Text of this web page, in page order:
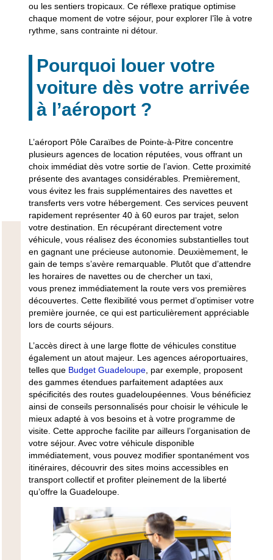
ou les sentiers tropicaux. Ce réflexe pratique optimise
chaque moment de votre séjour, pour explorer l’île à votre
rythme, sans contrainte ni détour.
Pourquoi louer votre
voiture dès votre arrivée
à l’aéroport ?
L’aéroport Pôle Caraïbes de Pointe-à-Pitre concentre
plusieurs agences de location réputées, vous offrant un
choix immédiat dès votre sortie de l’avion. Cette proximité
présente des avantages considérables. Premièrement,
vous évitez les frais supplémentaires des navettes et
transferts vers votre hébergement. Ces services peuvent
rapidement représenter 40 à 60 euros par trajet, selon
votre destination. En récupérant directement votre
véhicule, vous réalisez des économies substantielles tout
en gagnant une précieuse autonomie. Deuxièmement, le
gain de temps s’avère remarquable. Plutôt que d’attendre
les horaires de navettes ou de chercher un taxi,
vous prenez immédiatement la routevers vos premières
découvertes. Cette flexibilité vous permet d’optimiser votre
première journée, ce qui est particulièrement appréciable
lors de courts séjours.
L’accès direct à une large flotte de véhiculesconstitue
également un atout majeur. Les agences aéroportuaires,
telles que Budget Guadeloupe, par exemple, proposent
des gammes étendues parfaitement adaptées aux
spécificités des routes guadeloupéennes. Vous bénéficiez
ainsi de conseils personnalisés pour choisir le véhicule le
mieux adapté à vos besoins et à votre programme de
visite. Cette approche facilite par ailleurs l’organisation de
votre séjour. Avec votre véhicule disponible
immédiatement, vous pouvez modifier spontanément vos
itinéraires, découvrir des sites moins accessibles en
transport collectif et profiter pleinement de la liberté
qu’offre la Guadeloupe.